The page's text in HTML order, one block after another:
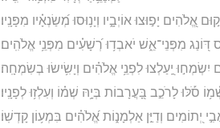
אֱ֭לֹהִים יָפ֣וּצוּ אוֹיְבָ֑יו וְיָנ֥וּסוּ מְ֝שַׂנְאָ֗יו מִפָּנָֽיו׃
מִפְּנֵי־אֵ֑שׁ יֹאבְד֥וּ רְ֝שָׁעִ֗ים מִפְּנֵ֥י אֱלֹהִֽים׃
יִשְׂמְח֣וּ יַֽ֭עַלְצוּ לִפְנֵ֥י אֱלֹהִ֗ים וְיָשִׂ֥ישׂוּ בְשִׂמְחָֽה׃
סֹ֡לּוּ לָרֹכֵ֣ב בָּ֭עֲרָבוֹת בְּיָ֥הּ שְׁמ֗וֹ וְעִלְז֥וּ לְפָנָֽיו׃
יְ֭תוֹמִים וְדַיַּ֣ן אַלְמָנ֑וֹת אֱ֝לֹהִ֗ים בִּמְע֥וֹן קָדְשֽׁוֹ׃